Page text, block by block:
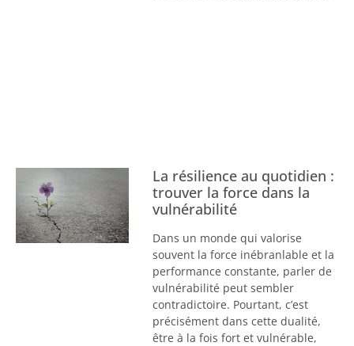
La résilience au quotidien :
trouver la force dans la
vulnérabilité
Dans un monde qui valorise
souvent la force inébranlable et la
performance constante, parler de
vulnérabilité peut sembler
contradictoire. Pourtant, c’est
précisément dans cette dualité,
être à la fois fort et vulnérable,